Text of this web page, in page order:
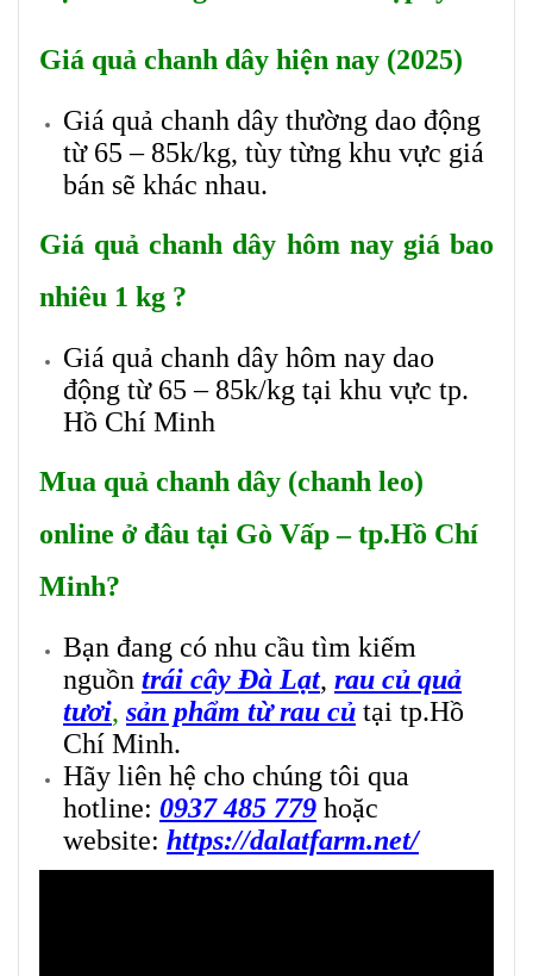
Giá quả chanh dây hiện nay (2025)
Giá quả chanh dây thường dao động
từ 65 – 85k/kg, tùy từng khu vực giá
bán sẽ khác nhau.
Giá quả chanh dây hôm nay giá bao
nhiêu 1 kg ?
Giá quả chanh dây hôm nay dao
động từ 65 – 85k/kg tại khu vực tp.
Hồ Chí Minh
Mua quả chanh dây (chanh leo)
online ở đâu tại Gò Vấp – tp.Hồ Chí
Minh?
Bạn đang có nhu cầu tìm kiếm
nguồn trái cây Đà Lạt, rau củ quả
tươi, sản phẩm từ rau củ tại tp.Hồ
Chí Minh.
Hãy liên hệ cho chúng tôi qua
hotline: 0937 485 779 hoặc
website: https://dalatfarm.net/